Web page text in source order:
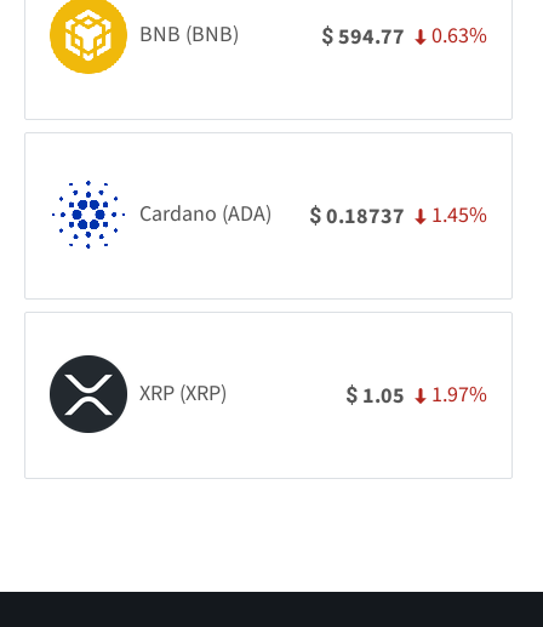
BNB (BNB) $594.77 0.63%
Cardano (ADA) $0.18737 1.45%
XRP (XRP) $ 1.05 1.97%